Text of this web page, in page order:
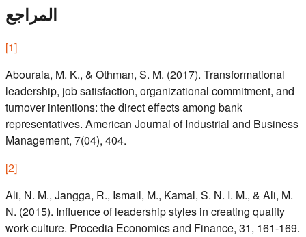
المراجع
[1]
Abouraia, M. K., & Othman, S. M. (2017). Transformational
leadership, job satisfaction, organizational commitment, and
turnover intentions: the direct effects among bank
representatives. American Journal of Industrial and Business
Management, 7(04), 404.
[2]
Ali, N. M., Jangga, R., Ismail, M., Kamal, S. N. I. M., & Ali, M.
N. (2015). Influence of leadership styles in creating quality
work culture. Procedia Economics and Finance, 31, 161-169.